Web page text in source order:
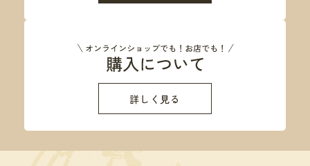
詳しく見る